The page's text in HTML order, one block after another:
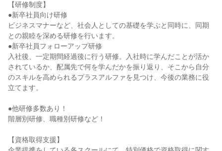
【研修制度】
●新卒社員向け研修
ビジネスマナーなど、社会人としての基礎を学ぶと同時に、同期
との親睦を深める研修を行います。
●新卒社員フォローアップ研修
入社後、一定期間経過後に行う研修。入社時に学んだことが活か
されているか、配属先で何を学んだかを振り返り、そこから自分
のスキルを高められるプラスアルファを見つけ、今後の業務に役
立てます。
●他研修多数あり！
階層別研修、職種別研修など！
【資格取得支援】